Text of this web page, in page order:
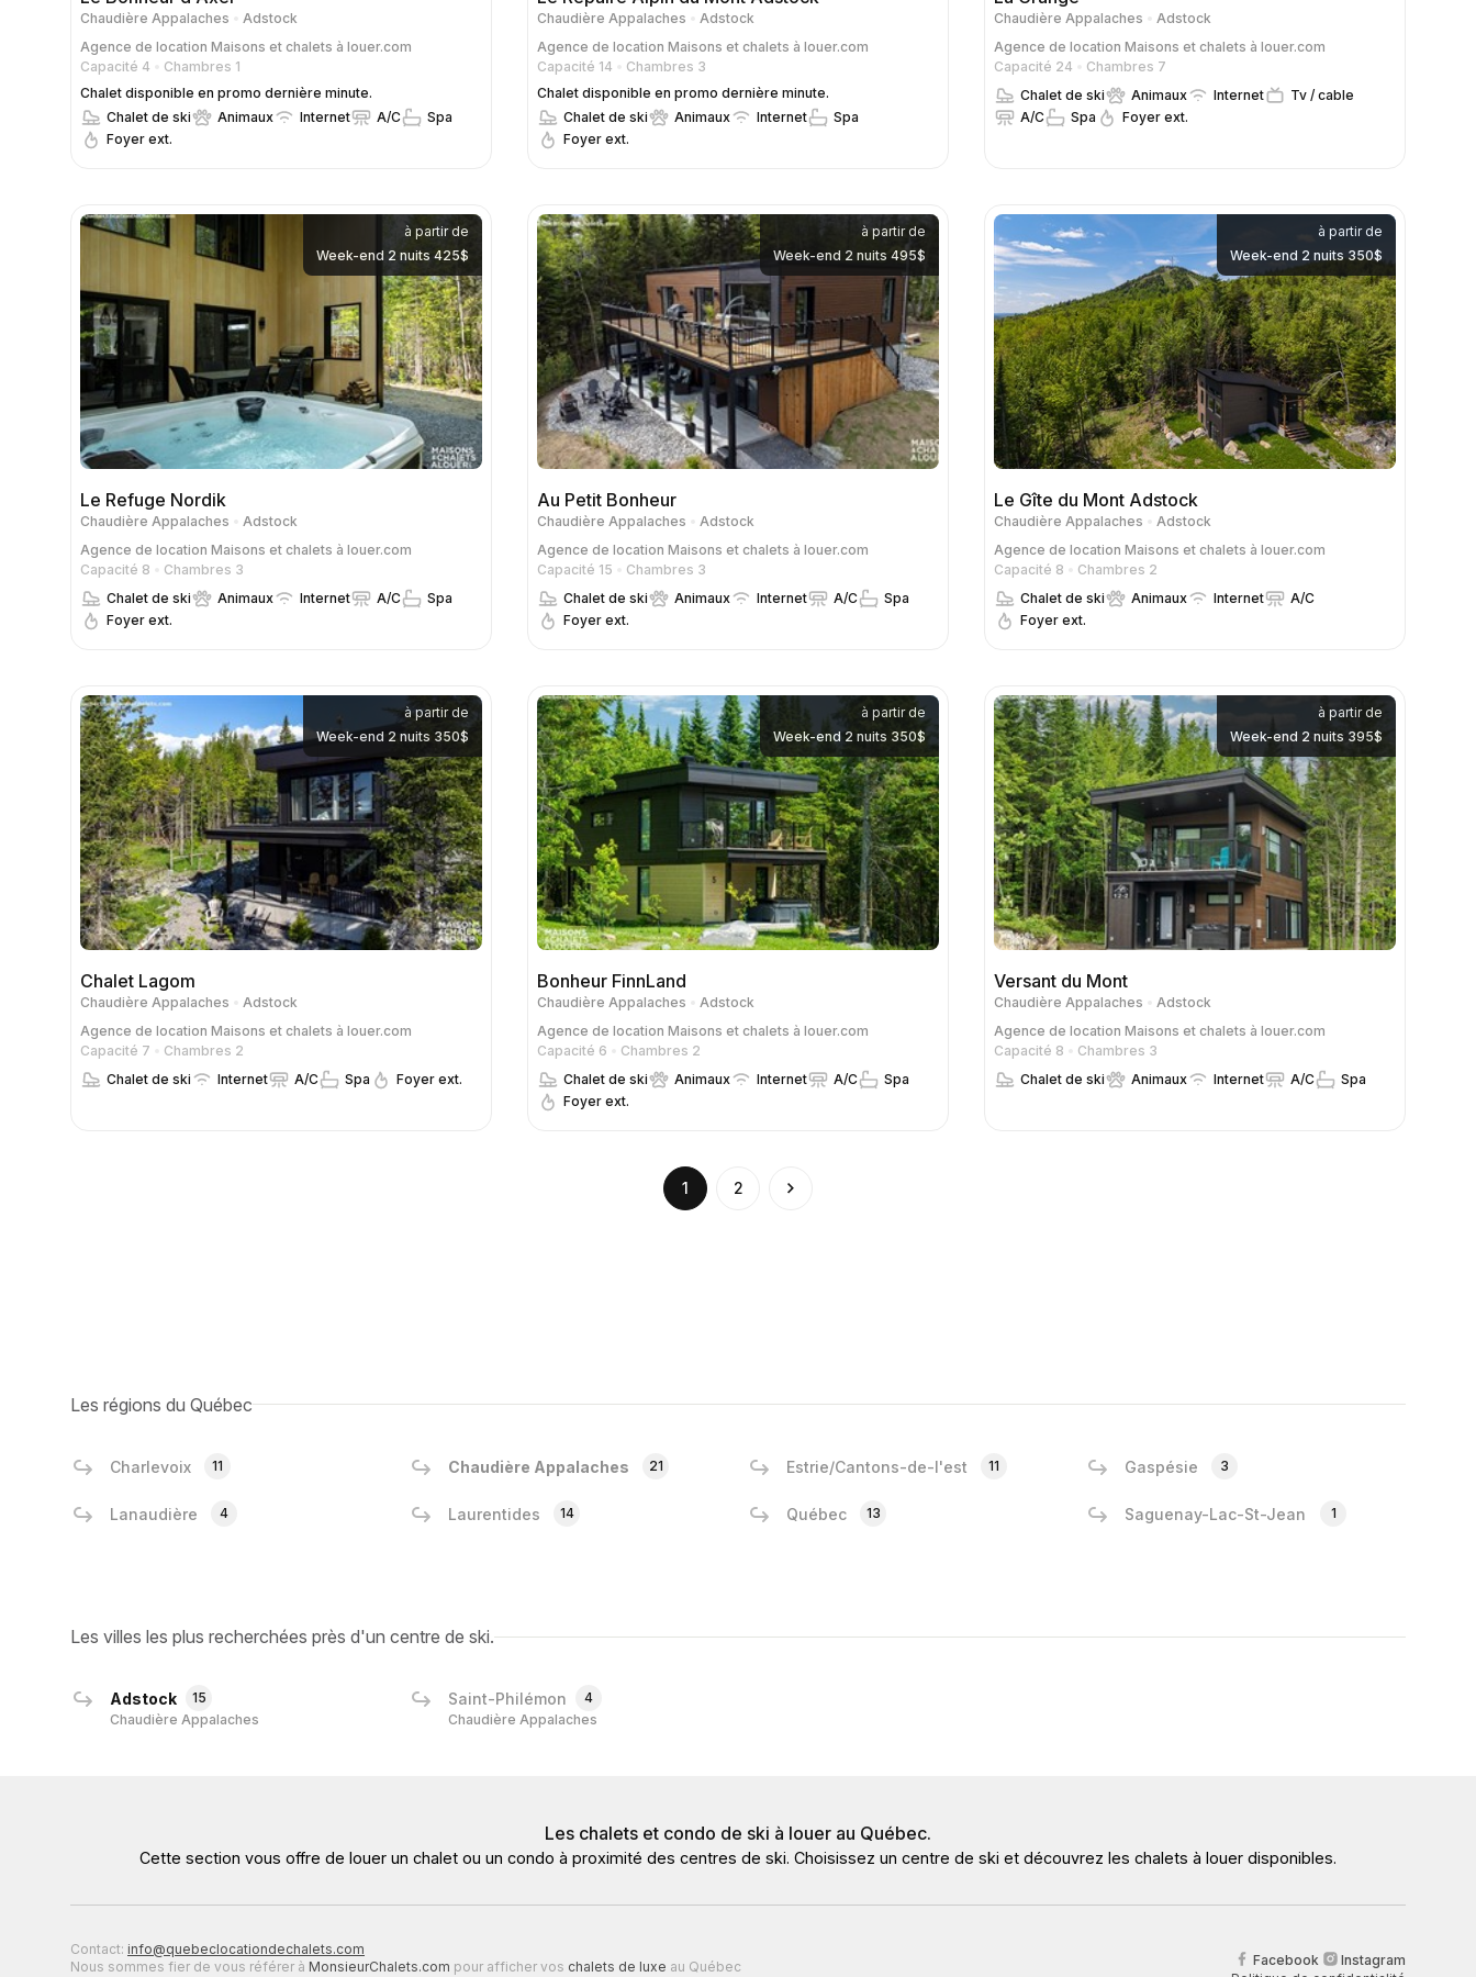
Chaudière Appalaches
Adstock
Agence de location Maisons et chalets à louer.com
Capacité 4
Chambres 1
Chalet disponible en promo dernière minute.
Chalet de ski
Animaux Internet A/C
Spa
Foyer ext.
Chaudière Appalaches
Adstock
Agence de location Maisons et chalets à louer.com
Capacité 14
Chambres 3
Chalet disponible en promo dernière minute.
Chalet de ski
Animaux Internet
Spa
Foyer ext.
Chaudière Appalaches
Adstock
Agence de location Maisons et chalets à louer.com
Capacité 24
Chambres 7
Chalet de ski
Animaux Internet
Tv / cable
A/C
Spa Foyer ext.
à partir de
Week-end 2 nuits 425$
Le Refuge Nordik
Chaudière Appalaches
Adstock
Agence de location Maisons et chalets à louer.com
Capacité 8
Chambres 3
Chalet de ski
Animaux Internet A/C
Spa
Foyer ext.
à partir de
Week-end 2 nuits 495$
Au Petit Bonheur
Chaudière Appalaches
Adstock
Agence de location Maisons et chalets à louer.com
Capacité 15
Chambres 3
Chalet de ski
Animaux Internet A/C
Spa
Foyer ext.
à partir de
Week-end 2 nuits 350$
Le Gîte du Mont Adstock
Chaudière Appalaches
Adstock
Agence de location Maisons et chalets à louer.com
Capacité 8
Chambres 2
Chalet de ski
Animaux Internet
A/C
Foyer ext.
à partir de
Week-end 2 nuits 350$
Chalet Lagom
Chaudière Appalaches
Adstock
Agence de location Maisons et chalets à louer.com
Capacité 7
Chambres 2
Chalet de ski
Internet A/C Spa Foyer ext.
à partir de
Week-end 2 nuits 350$
Bonheur FinnLand
Chaudière Appalaches
Adstock
Agence de location Maisons et chalets à louer.com
Capacité 6
Chambres 2
Chalet de ski
Animaux Internet A/C
Spa
Foyer ext.
à partir de
Week-end 2 nuits 395$
Versant du Mont
Chaudière Appalaches
Adstock
Agence de location Maisons et chalets à louer.com
Capacité 8
Chambres 3
Chalet de ski
Animaux Internet A/C Spa
1
(current) 2
Les régions du Québec
Charlevoix 11 Chaudière Appalaches 21 Estrie/Cantons-de-l'est 11 Gaspésie 3
Lanaudière 4 Laurentides 14 Québec 13 Saguenay-Lac-St-Jean 1
Les villes les plus recherchées près d'un centre de ski.
Adstock
15
Chaudière Appalaches
Saint-Philémon
4
Chaudière Appalaches
Les chalets et condo de ski à louer au Québec.
Cette section vous offre de louer un chalet ou un condo à proximité des centres de ski. Choisissez un centre de ski et découvrez les chalets à louer disponibles.
Contact: info@quebeclocationdechalets.com
Nous sommes fier de vous référer à MonsieurChalets.com pour afficher vos chalets de luxe au Québec
Facebook
Instagram